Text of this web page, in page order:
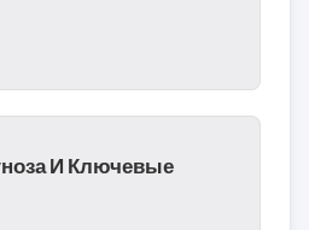
И Ключевые